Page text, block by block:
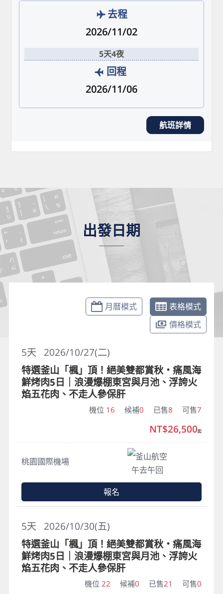
去程
2026/11/02
5天4夜
回程
2026/11/06
航班詳情
出發日期
月曆模式
表格模式
價格模式
2026/10/27(二)
5天
特選釜山「楓」頂！絕美雙都賞秋・痛風海
鮮烤肉5日｜浪漫爆棚東宮與月池、浮誇火
焰五花肉、不走人參保肝
機位 16 候補0 已售8 可售7
桃園國際機場
釜山航空
午去午回
NT$26,500起
報名
2026/10/30(五)
5天
特選釜山「楓」頂！絕美雙都賞秋・痛風海
鮮烤肉5日｜浪漫爆棚東宮與月池、浮誇火
焰五花肉、不走人參保肝
機位 22 候補0 已售21 可售0